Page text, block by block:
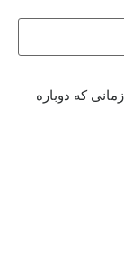
که دوباره